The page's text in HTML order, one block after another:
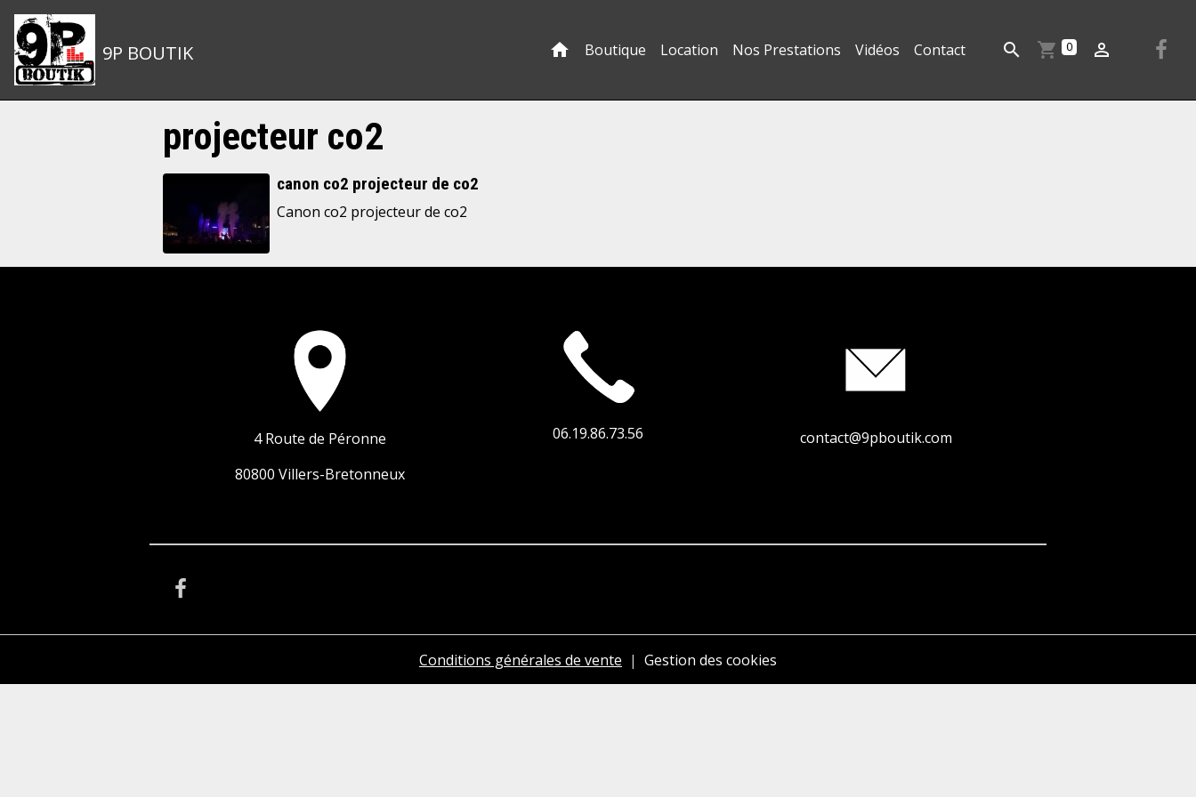
9P BOUTIK Boutique Location Nos Prestations Vidéos Contact 0
projecteur co2
canon co2 projecteur de co2
Canon co2 projecteur de co2
4 Route de Péronne
80800 Villers-Bretonneux
06.19.86.73.56 contact@9pboutik.com
Conditions générales de vente Gestion des cookies